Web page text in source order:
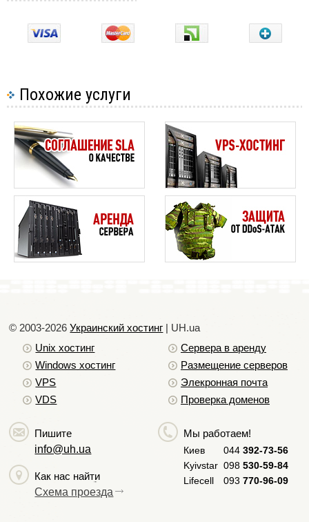
Похожие услуги
© 2003-2026Украинский хостинг | UH.ua
Unix хостинг
Windows хостинг
VPS
VDS
Сервера в аренду
Размещение серверов
Элекронная почта
Проверка доменов
Пишите
info@uh.ua
Как нас найти
Схема проезда
Мы работаем!
Киев 044 392-73-56
Kyivstar 098 530-59-84
Lifecell
093 770-96-09